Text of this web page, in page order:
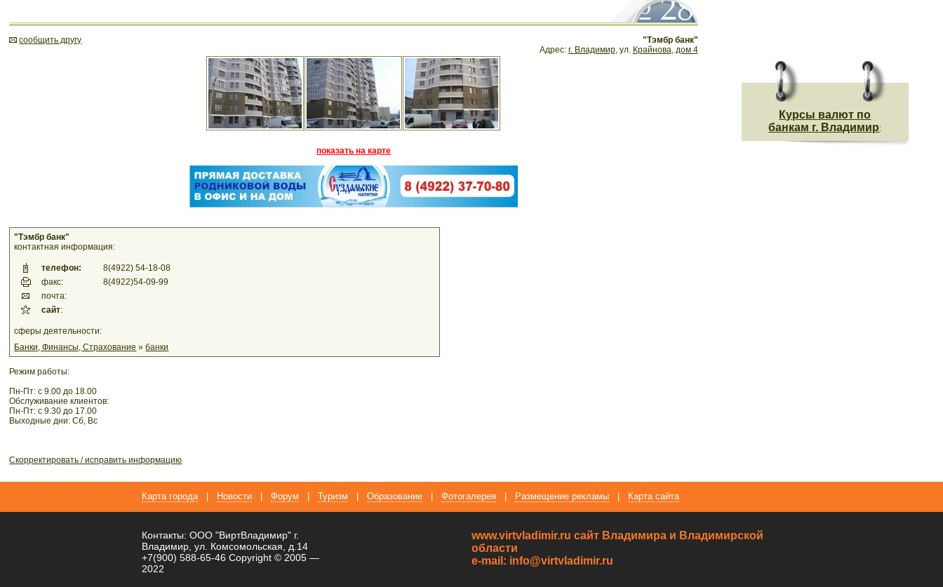
cообщить другу
"Тэмбр банк"
Адрес: г. Владимир, ул. Крайнова, дом 4
показать на карте
"Тэмбр банк"
контактная информация:
телефон:
8(4922) 54-18-08
факс:
8(4922)54-09-99
почта:
сайт:
сферы деятельности:
Банки, Финансы, Страхование »банки
Режим работы:
Пн-Пт: с 9.00 до 18.00
Обслуживание клиентов:
Пн-Пт: с 9.30 до 17.00
Выходные дни: Сб, Вс
Скорректировать / исправить информацию
Курсы валют по
банкам г. Владимир:
Карта города Новости Форум Туризм Образование Фотогалерея Размещение рекламы Карта сайта
Контакты: ООО "ВиртВладимир" г.
Владимир, ул. Комсомольская, д.14
+7(900) 588-65-46 Copyright © 2005 —
2022
www.virtvladimir.ru cайт Владимира и Владимирской
области
e-mail: info@virtvladimir.ru